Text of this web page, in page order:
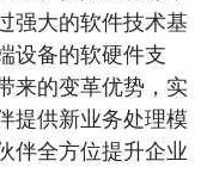
强大的软件技术基
设备的软硬件支
来的变革优势，实
提供新业务处理模
伴全方位提升企业